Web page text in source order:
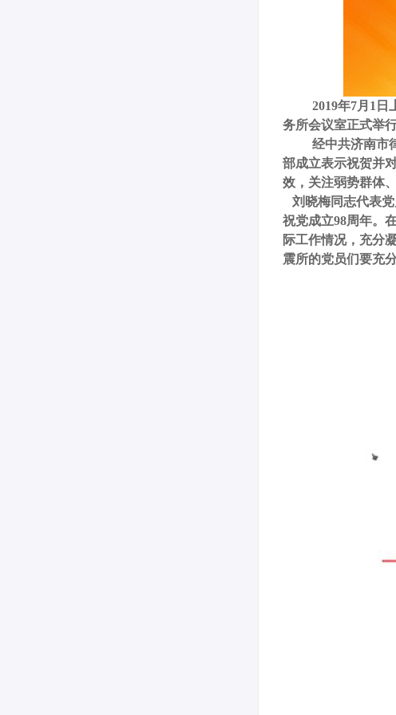
2019年7月1日
务所会议室正式举
经中共济南市
部成立表示祝贺并
效，关注弱势群体
刘晓梅同志代表
祝党成立98周年。
际工作情况，充分
震所的党员们要充